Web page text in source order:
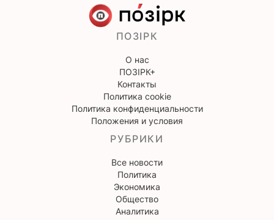
ПОЗІРК
О нас
ПОЗІРК+
Контакты
Политика cookie
Политика конфиденциальности
Положения и условия
РУБРИКИ
Все новости
Политика
Экономика
Общество
Аналитика